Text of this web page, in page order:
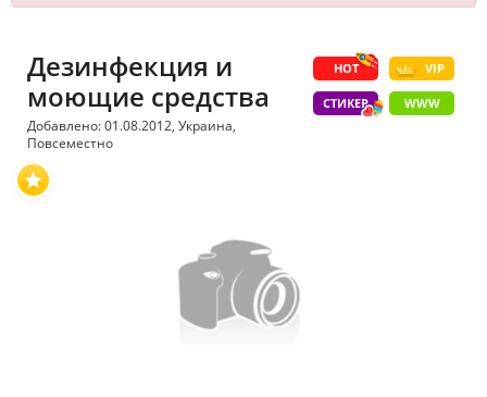
HOT VIP
СТИКЕР WWW
Дезинфекция и
моющие средства
Добавлено: 01.08.2012, Украина,
Повсеместно